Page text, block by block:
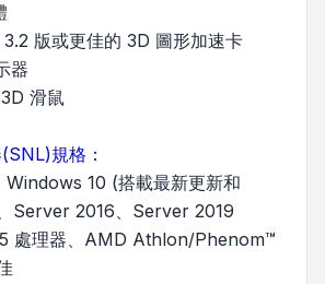
版或更佳的 3D 圖形加速卡
器
滑鼠
規格：
10 (搭載最新更新和
Server 2016、Server 2019
理器、AMD Athlon/Phenom™